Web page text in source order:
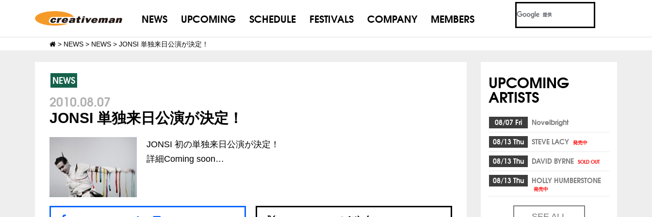
NEWS UPCOMING SCHEDULE FESTIVALS COMPANY MEMBERS
> NEWS > NEWS > JONSI 単独来日公演が決定！
NEWS
2010.08.07
JONSI 単独来日公演が決定！
JONSI 初の単独来日公演が決定！
詳細Coming soon…
UPCOMING
ARTISTS
08/07 Fri
Novelbright
08/13 Thu
STEVE LACY 発売中
08/13 Thu DAVID BYRNE SOLD OUT
08/13 Thu HOLLY HUMBERSTONE
発売中